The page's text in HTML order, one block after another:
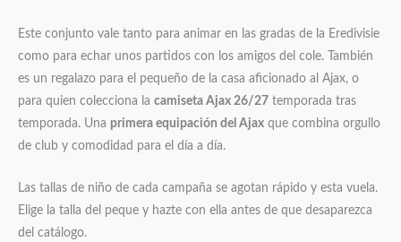
Este conjunto vale tanto para animar en las gradas de la Eredivisie
como para echar unos partidos con los amigos del cole. También
es un regalazo para el pequeño de la casa aficionado al Ajax, o
para quien colecciona la camiseta Ajax 26/27 temporada tras
temporada. Una primera equipación del Ajax que combina orgullo
de club y comodidad para el día a día.
Las tallas de niño de cada campaña se agotan rápido y esta vuela.
Elige la talla del peque y hazte con ella antes de que desaparezca
del catálogo.